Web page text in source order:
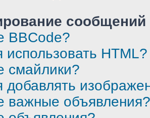
BBCode?
использовать HTML?
смайлики?
добавлять
важные объявления?